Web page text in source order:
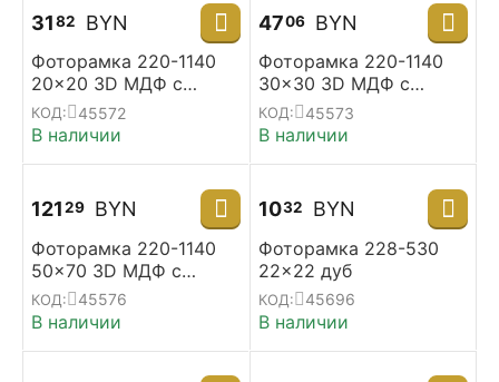
3182 BYN
Фоторамка 220-1140
20x20 3D МДФ с
паспарту 10*10
КОД: 45572
В наличии
4706 BYN
Фоторамка 220-1140
30x30 3D МДФ с
паспарту 15*15
КОД: 45573
В наличии
12129 BYN
Фоторамка 220-1140
50x70 3D МДФ с
паспарту 40*60
КОД: 45576
В наличии
1032 BYN
Фоторамка 228-530
22x22 дуб
КОД: 45696
В наличии